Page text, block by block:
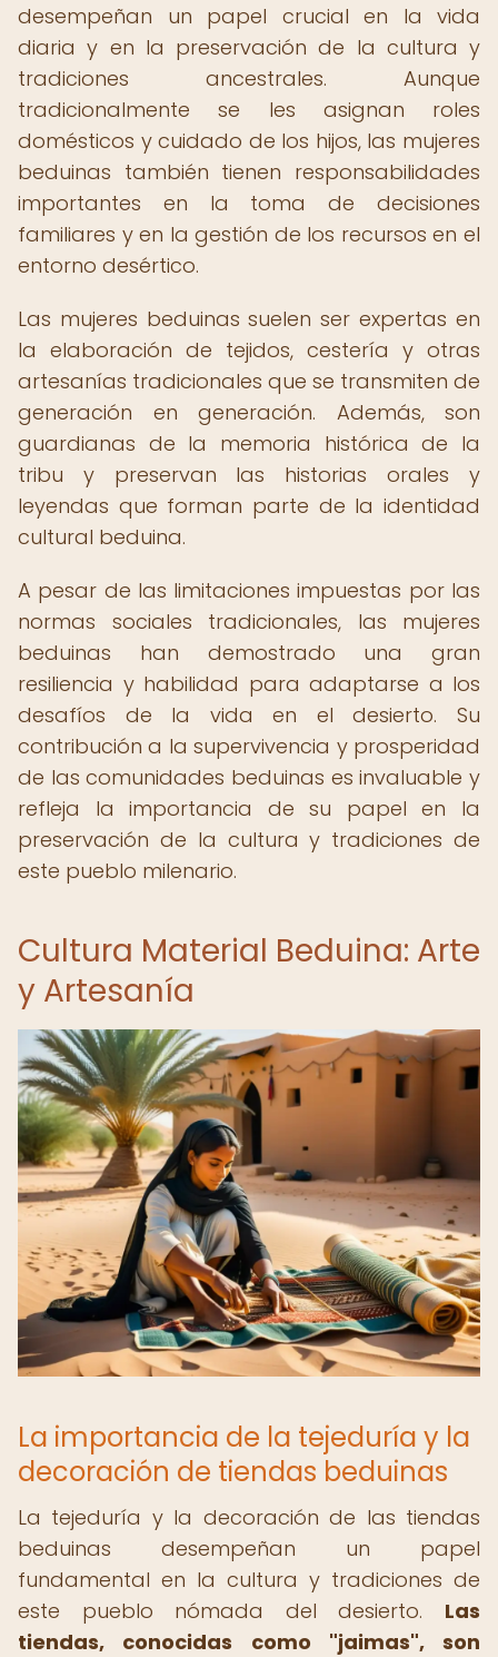
desempeñan un papel crucial en la vida
diaria y en la preservación de la cultura y
tradiciones ancestrales. Aunque
tradicionalmente se les asignan roles
domésticos y cuidado de los hijos, las mujeres
beduinas también tienen responsabilidades
importantes en la toma de decisiones
familiares y en la gestión de los recursos en el
entorno desértico.
Las mujeres beduinas suelen ser expertas en
la elaboración de tejidos, cestería y otras
artesanías tradicionales que se transmiten de
generación en generación. Además, son
guardianas de la memoria histórica de la
tribu y preservan las historias orales y
leyendas que forman parte de la identidad
cultural beduina.
A pesar de las limitaciones impuestas por las
normas sociales tradicionales, las mujeres
beduinas han demostrado una gran
resiliencia y habilidad para adaptarse a los
desafíos de la vida en el desierto. Su
contribución a la supervivencia y prosperidad
de las comunidades beduinas es invaluable y
refleja la importancia de su papel en la
preservación de la cultura y tradiciones de
este pueblo milenario.
Cultura Material Beduina: Arte
y Artesanía
La importancia de la tejeduría y la
decoración de tiendas beduinas
La tejeduría y la decoración de las tiendas
beduinas desempeñan un papel
fundamental en la cultura y tradiciones de
este pueblo nómada del desierto. Las
tiendas, conocidas como "jaimas", son